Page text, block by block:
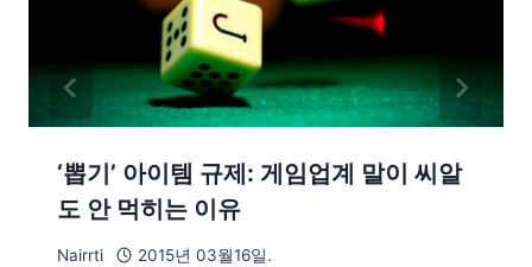
‘뽑기’ 아이템 규제: 게임업계 말이 씨알
도 안 먹히는 이유
Nairrti 2015년 03월16일.